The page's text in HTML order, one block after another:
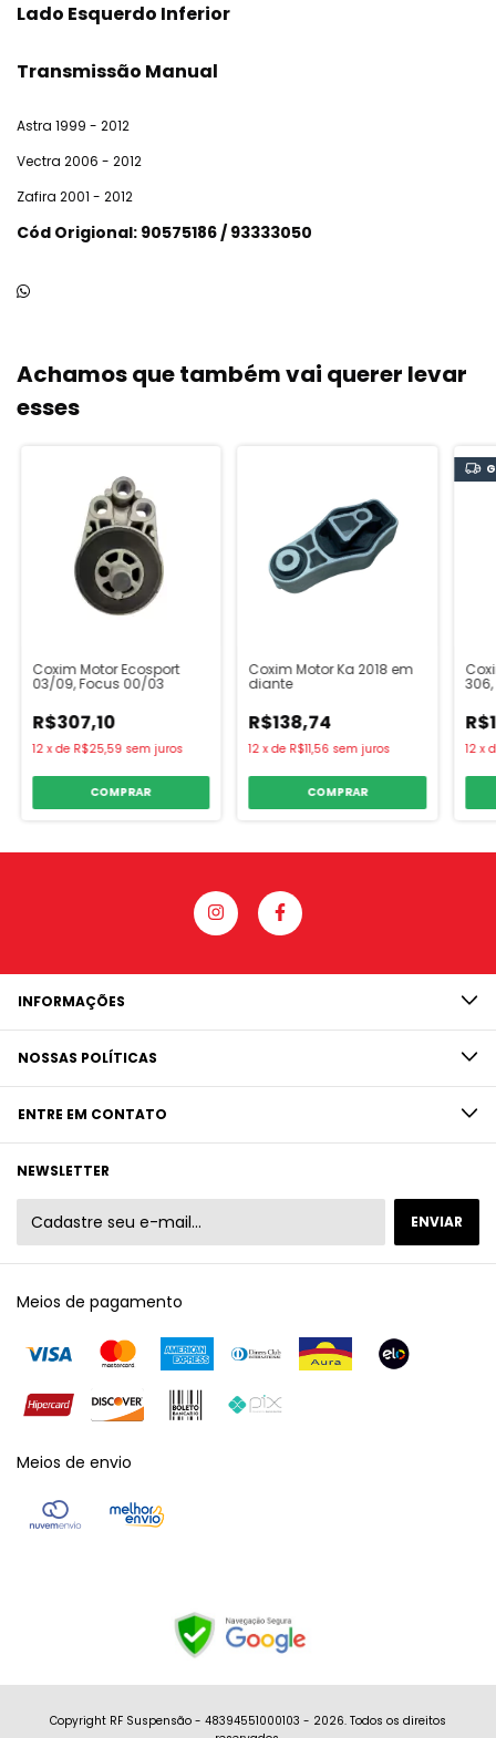
Lado Esquerdo Inferior
Transmissão Manual
Astra 1999 - 2012
Vectra 2006 - 2012
Zafira 2001 - 2012
Cód Origional: 90575186 / 93333050
Achamos que também vai querer levar
esses
Coxim Motor Ecosport
03/09, Focus 00/03
R$307,10
12 xde R$25,59 sem juros
COMPRAR
Coxim Motor Ka 2018 em
diante
R$138,74
12 xde R$11,56 sem juros
COMPRAR
306,
12 x
INFORMAÇÕES
NOSSAS POLÍTICAS
ENTRE EM CONTATO
NEWSLETTER
Meios de pagamento
Meios de envio
Copyright RF Suspensão - 48394551000103 - 2026. Todos os direitos